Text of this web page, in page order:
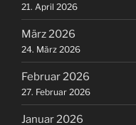
21. April 2026
März 2026
24. März 2026
Februar 2026
27. Februar 2026
Januar 2026